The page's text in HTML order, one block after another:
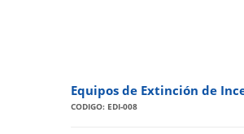
Equipos de Extinción de
CODIGO: EDI-008